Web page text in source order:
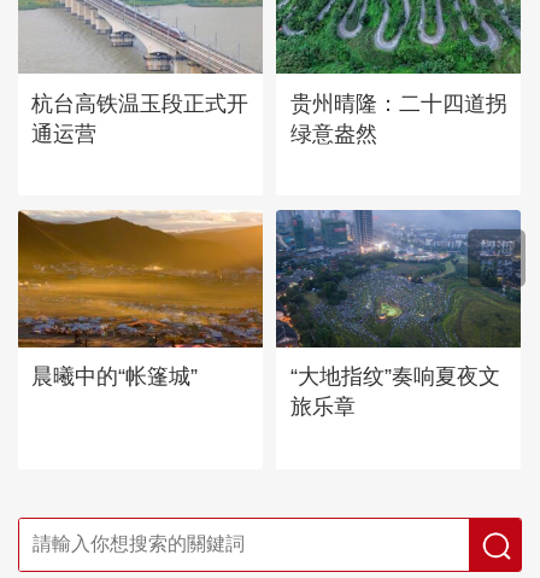
杭台高铁温玉段正式开
通运营
贵州晴隆：二十四道拐
绿意盎然
晨曦中的“帐篷城”
“大地指纹”奏响夏夜文
旅乐章